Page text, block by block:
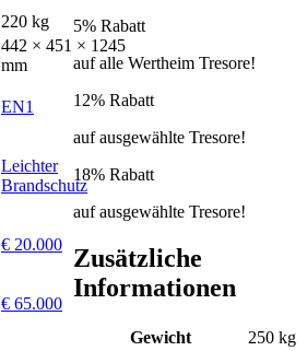
220 kg
442 × 451 × 1245
mm
EN1
Leichter
Brandschutz
€ 20.000
€ 65.000
5% Rabatt
auf alle Wertheim Tresore!
12% Rabatt
auf ausgewählte Tresore!
18% Rabatt
auf ausgewählte Tresore!
Zusätzliche
Informationen
Gewicht
250 kg